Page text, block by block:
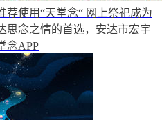
荐使用“天堂念“ 网上祭祀成为
思念之情的首选，安达市宏宇
念APP